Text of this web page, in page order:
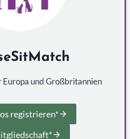
Europa und Großbritannien
registrieren*